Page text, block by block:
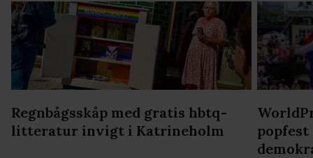
Regnbågsskåp med gratis hbtq-
litteratur invigt i Katrineholm